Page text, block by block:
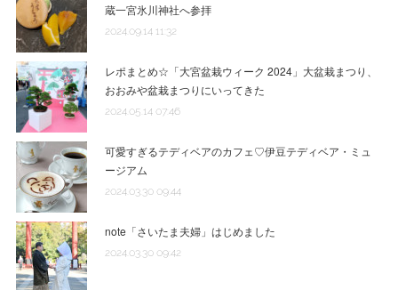
蔵一宮氷川神社へ参拝
2024.09.14 11:32
レポまとめ☆「大宮盆栽ウィーク 2024」大盆栽まつり、
おおみや盆栽まつりにいってきた
2024.05.14 07:46
可愛すぎるテディベアのカフェ♡伊豆テディベア・ミュ
ージアム
2024.03.30 09:44
note「さいたま夫婦」はじめました
2024.03.30 09:42